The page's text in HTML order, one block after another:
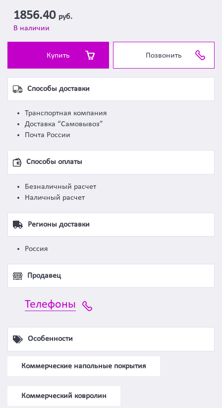
1856.40 руб.
В наличии
Купить Позвонить
Способы доставки
Транспортная компания
Доставка “Самовывоз”
Почта России
Способы оплаты
Безналичный расчет
Наличный расчет
Регионы доставки
Россия
Продавец
Телефоны
Особенности
Коммерческие напольные покрытия
Коммерческий ковролин